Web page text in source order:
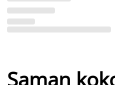
Saman